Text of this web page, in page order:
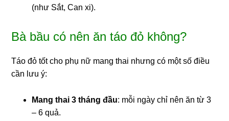
(như Sắt, Can xi).
Bà bầu có nên ăn táo đỏ không?
Táo đỏ tốt cho phụ nữ mang thai nhưng có một số điều
cần lưu ý:
Mang thai 3 tháng đầu: mỗi ngày chỉ nên ăn từ 3
– 6 quả.